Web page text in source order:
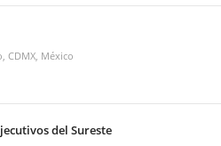
CDMX, México
del Sureste